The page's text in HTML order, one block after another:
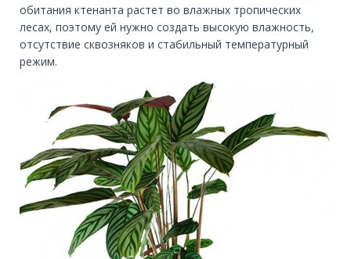
обитания ктенанта растет во влажных тропических
лесах, поэтому ей нужно создать высокую влажность,
отсутствие сквозняков и стабильный температурный
режим.